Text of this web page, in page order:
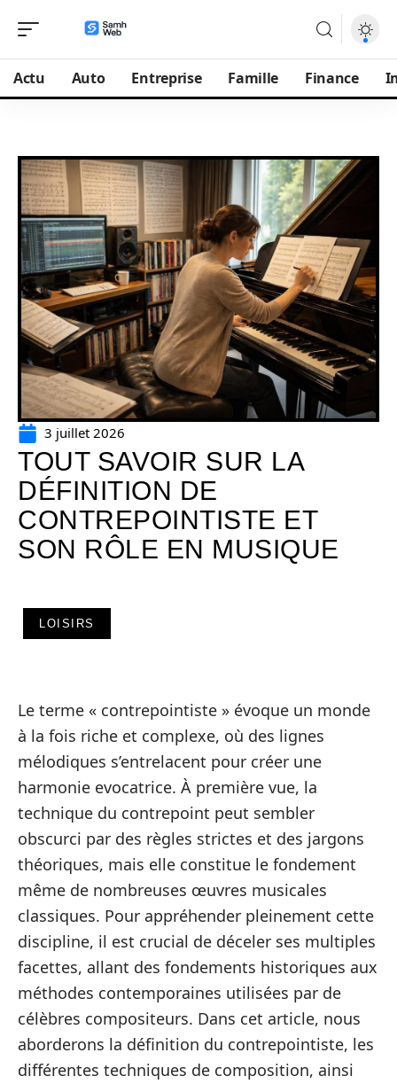
Actu Auto Entreprise Famille Finance
3 juillet 2026
TOUT SAVOIR SUR LA
DÉFINITION DE
CONTREPOINTISTE ET
SON RÔLE EN MUSIQUE
LOISIRS
Le terme « contrepointiste » évoque un monde
à la fois riche et complexe, où des lignes
mélodiques s’entrelacent pour créer une
harmonie evocatrice. À première vue, la
technique du contrepoint peut sembler
obscurci par des règles strictes et des jargons
théoriques, mais elle constitue le fondement
même de nombreuses œuvres musicales
classiques. Pour appréhender pleinement cette
discipline, il est crucial de déceler ses multiples
facettes, allant des fondements historiques aux
méthodes contemporaines utilisées par de
célèbres compositeurs. Dans cet article, nous
aborderons la définition du contrepointiste, les
différentes techniques de composition, ainsi